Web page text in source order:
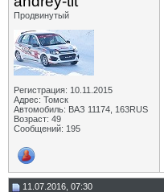
Продвинутый
Регистрация: 10.11.2015
Адрес: Томск
Автомобиль: ВАЗ 11174, 163RUS
Возраст: 49
Сообщений: 195
11.07.2016, 07:30